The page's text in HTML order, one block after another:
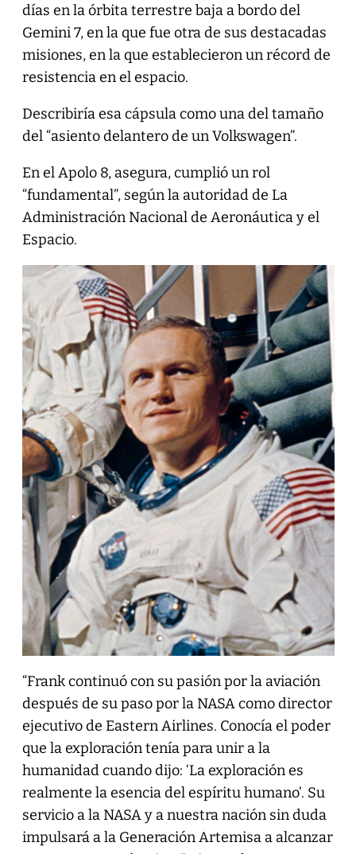
días en la órbita terrestre baja a bordo del
Gemini 7, en la que fue otra de sus destacadas
misiones, en la que establecieron un récord de
resistencia en el espacio.
Describiría esa cápsula como una del tamaño
del “asiento delantero de un Volkswagen”.
En el Apolo 8, asegura, cumplió un rol
“fundamental”, según la autoridad de La
Administración Nacional de Aeronáutica y el
Espacio.
“Frank continuó con su pasión por la aviación
después de su paso por la NASA como director
ejecutivo de Eastern Airlines. Conocía el poder
que la exploración tenía para unir a la
humanidad cuando dijo: ‘La exploración es
realmente la esencia del espíritu humano’. Su
servicio a la NASA y a nuestra nación sin duda
impulsará a la Generación Artemisa a alcanzar